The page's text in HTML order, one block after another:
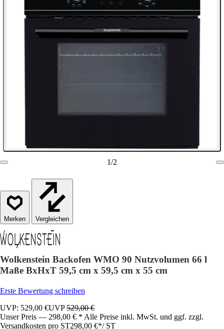
1/2
Vergleichen
Wolkenstein Backofen WMO 90 Nutzvolumen 66 l
Maße BxHxT 59,5 cm x 59,5 cm x 55 cm
Erste Bewertung schreiben
UVP: 529,00 €UVP529,00 €
Unser Preis — 298,00 € * Alle Preise inkl. MwSt. und ggf. zzgl.
Versandkosten pro ST298,00 €*/ ST